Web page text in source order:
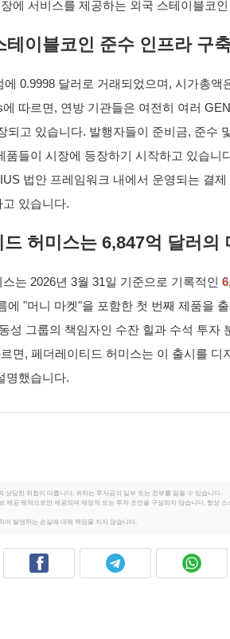
에 서비스를 제공하는 외국 스테이블코
테이블코인 준수 인프라 구
0.9998 달러로 거래되었으며, 시가총
따르면, 연방 기관들은 여전히 여러
되고 있습니다. 발행자들이 준비금, 준수
품들이 시장에 등장하기 시작하고 있습
법안 프레임워크 내에서 운영되는 결
있습니다.
허미스는 6,847억 달러의
는 2026년 3월 31일 기준으로 기록적인
에 "머니 마켓"을 포함한 첫 번째 제품을
성 그룹의 책임자인 수잔 힐과 수석 투자
면, 페더레이티드 허미스는 이 출시를
명했습니다.
상당한 위험이 따릅니다. 귀하는 투자금의 일부 또는 전부를 잃을 수 있습니다.
제공 목적으로만 제공되며 재정적 또는 투자 조언을 구성하지 않습니다. 항상
여 발생하는 손실에 대해 책임을 지지 않습니다.